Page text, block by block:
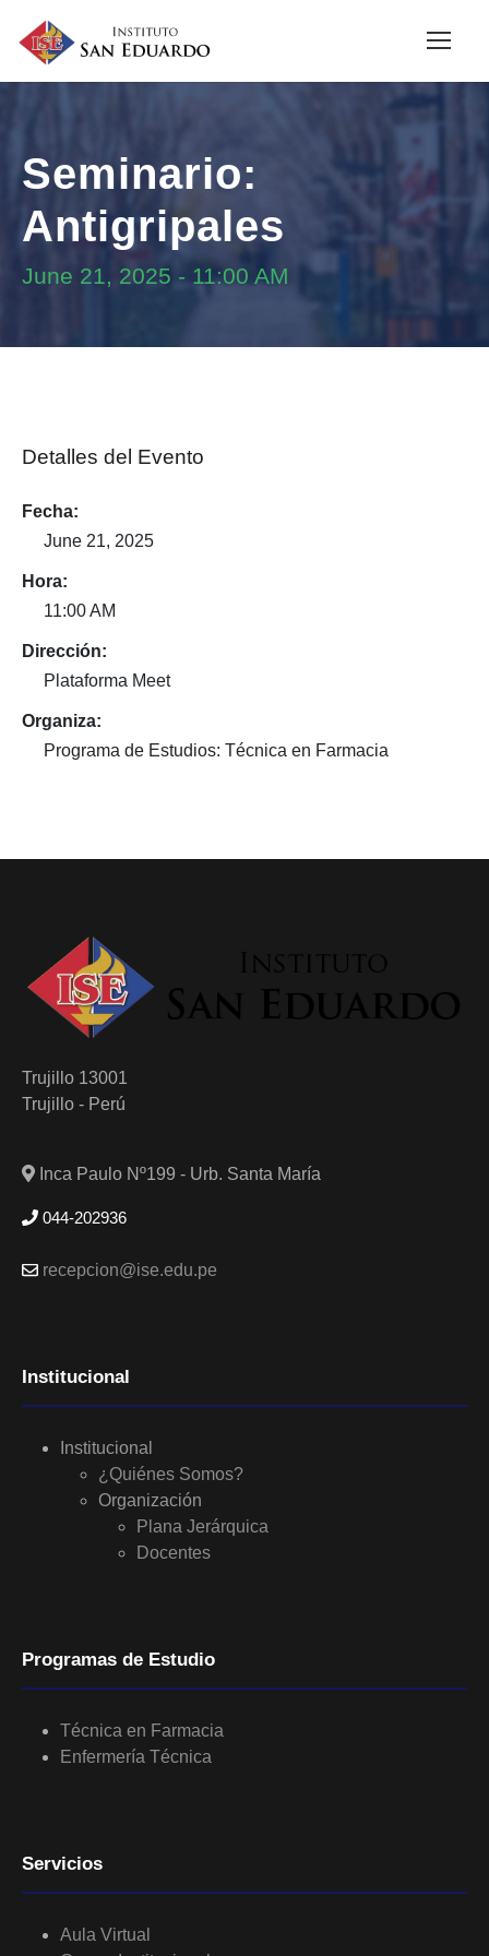
Seminario:
Antigripales
June 21, 2025 - 11:00 AM
Detalles del Evento
Fecha:
June 21, 2025
Hora:
11:00 AM
Dirección:
Plataforma Meet
Organiza:
Programa de Estudios: Técnica en Farmacia
Trujillo 13001
Trujillo - Perú
Inca Paulo Nº199 - Urb. Santa María
044-202936
recepcion@ise.edu.pe
Institucional
Institucional
¿Quiénes Somos?
Organización
Plana Jerárquica
Docentes
Programas de Estudio
Técnica en Farmacia
Enfermería Técnica
Servicios
Aula Virtual